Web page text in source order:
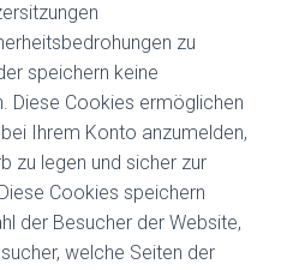
zu
speichern keine
Diese Cookies ermöglichen
Ihrem Konto anzumelden,
zu legen und sicher zur
Cookies speichern
der Besucher der Website,
welche Seiten der